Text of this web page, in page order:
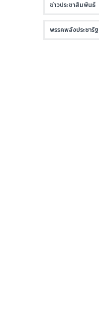
ข่าวประชาสัมพันธ์
พรรคพลังประชารัฐ